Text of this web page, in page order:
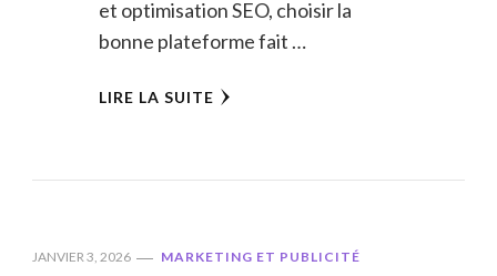
et optimisation SEO, choisir la
bonne plateforme fait …
LIRE LA SUITE
JANVIER 3, 2026 MARKETING ET PUBLICITÉ